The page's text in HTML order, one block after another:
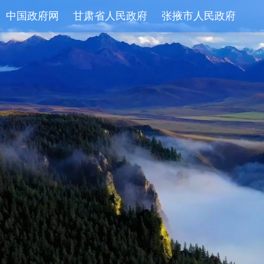
中国政府网 甘肃省人民政府 张掖市人民政府